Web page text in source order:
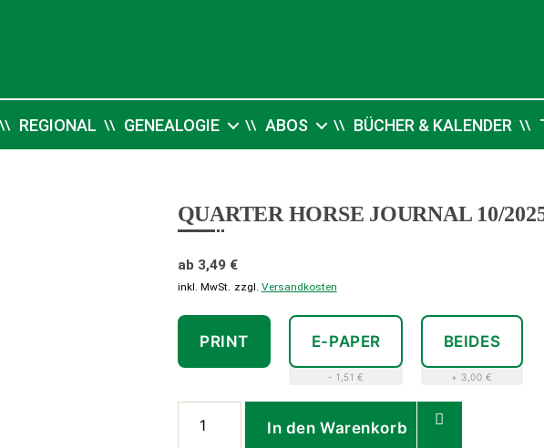
REGIONAL GENEALOGIE ABOS BÜCHER & KALENDER
QUARTER HORSE JOURNAL 10/
ab 3,49 €
inkl. MwSt. zzgl. Versandkosten
PRINT E-PAPER
- 1,51 €
BEIDES
+ 3,00 €
In den Warenkorb